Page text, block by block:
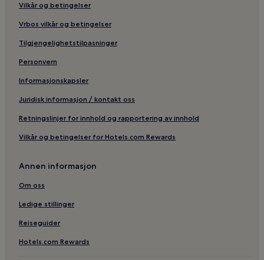
Vilkår og betingelser
Vrbos vilkår og betingelser
Tilgjengelighetstilpasninger
Personvern
Informasjonskapsler
Juridisk informasjon / kontakt oss
Retningslinjer for innhold og rapportering av innhold
Vilkår og betingelser for Hotels.com Rewards
Annen informasjon
Om oss
Ledige stillinger
Reiseguider
Hotels.com Rewards